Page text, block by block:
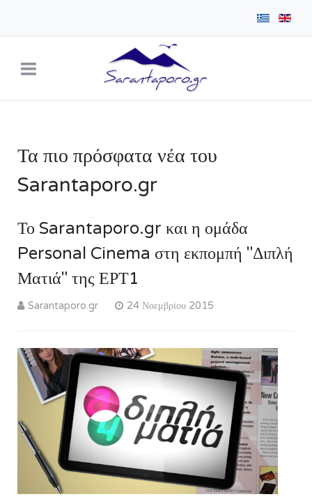
Τα πιο πρόσφατα νέα του
Sarantaporo.gr
Το Sarantaporo.gr και η ομάδα
Personal Cinema στη εκπομπή "Διπλή
Ματιά" της ΕΡΤ1
Sarantaporo.gr 24 Νοεμβρίου 2015